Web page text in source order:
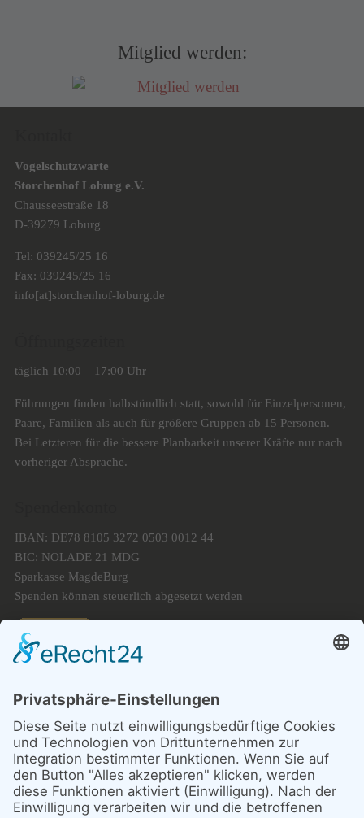
Mitglied werden:
Vogelschutzwarte
Storchenhof Loburg e.V.
Chausseestraße 18
D-39279 Loburg
Tel: 039245/25 16
Fax: 039245/25 16
info[at]storchenhof-loburg.de
täglich 10:00 – 17:00 Uhr
Führungen finden halbstündlich statt, sowohl für Einzelpersonen,
Paare, Familien als auch für größere Gruppen ab 15 Personen.
Bei Letzteren für die bessere Planbarkeit unserer Kräfte nur nach
vorheriger Absprache.
IBAN: DE78 8105 3272 0503 0012 44
BIC: NOLADE 21 MDG
Sparkasse MagdeBurg
Spenden können steuerlich abgesetzt werden
© 1987 – 2025
Storchenhof Loburg e.V.
Alle Rechte vorbehalten.